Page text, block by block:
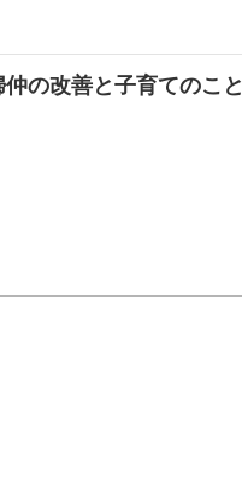
の改善と子育てのこと